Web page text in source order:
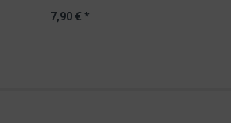
7,90 € *